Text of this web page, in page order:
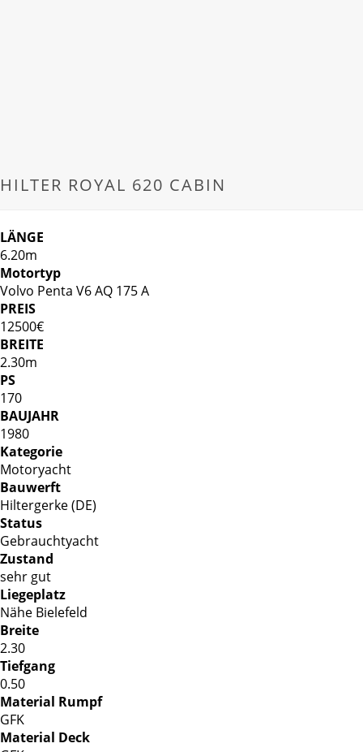
HILTER ROYAL 620 CABIN
LÄNGE
6.20m
Motortyp
Volvo Penta V6 AQ 175 A
PREIS
12500€
BREITE
2.30m
PS
170
BAUJAHR
1980
Kategorie
Motoryacht
Bauwerft
Hiltergerke (DE)
Status
Gebrauchtyacht
Zustand
sehr gut
Liegeplatz
Nähe Bielefeld
Breite
2.30
Tiefgang
0.50
Material Rumpf
GFK
Material Deck